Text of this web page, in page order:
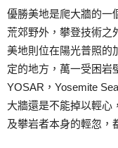
優勝美地是爬大牆的一
荒郊野外，攀登技術之
美地則位在陽光普照的
定的地方，萬一受困岩
YOSAR，Yosemite
大牆還是不能掉以輕心
及攀岩者本身的輕忽，